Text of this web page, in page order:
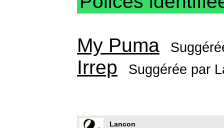
My Puma
Irrep Suggérée par
Lancon